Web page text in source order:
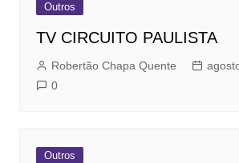
Outros
TV CIRCUITO PAULISTA
Robertão Chapa Quente
0
Outros